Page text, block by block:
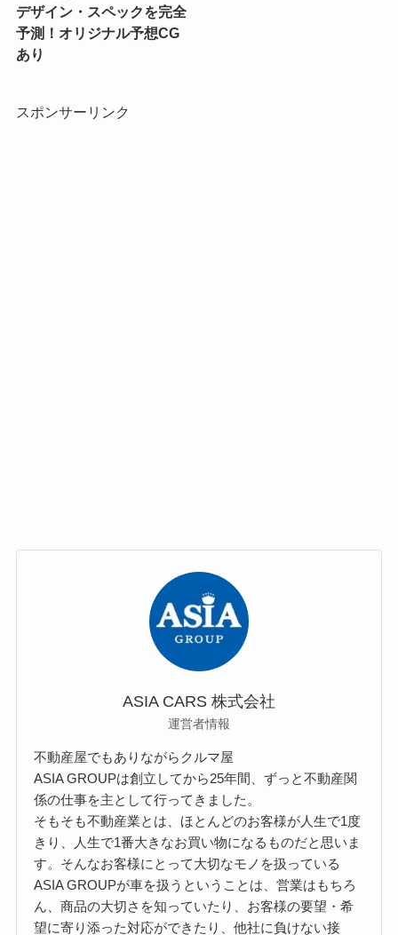
デザイン・スペックを完全
予測！オリジナル予想CG
あり
スポンサーリンク
ASIA CARS 株式会社
運営者情報
不動産屋でもありながらクルマ屋
ASIA GROUPは創立してから25年間、ずっと不動産関
係の仕事を主として行ってきました。
そもそも不動産業とは、ほとんどのお客様が人生で1度
きり、人生で1番大きなお買い物になるものだと思いま
す。そんなお客様にとって大切なモノを扱っている
ASIA GROUPが車を扱うということは、営業はもちろ
ん、商品の大切さを知っていたり、お客様の要望・希
望に寄り添った対応ができたり、他社に負けない接